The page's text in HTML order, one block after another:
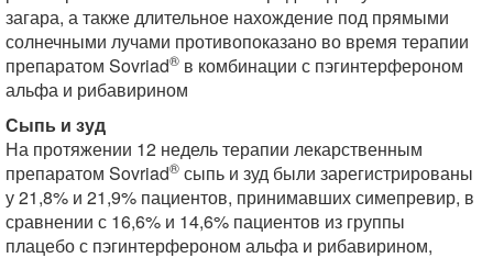
загара, а также длительное нахождение под прямыми
солнечными лучами противопоказано во время терапии
препаратом Sovriad® в комбинации с пэгинтерфероном
альфа и рибавирином
Сыпь и зуд
На протяжении 12 недель терапии лекарственным
препаратом Sovriad® сыпь и зуд были зарегистрированы
у 21,8% и 21,9% пациентов, принимавших симепревир, в
сравнении с 16,6% и 14,6% пациентов из группы
плацебо с пэгинтерфероном альфа и рибавирином,